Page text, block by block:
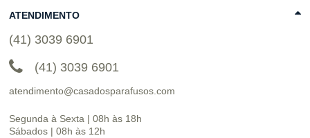
ATENDIMENTO
(41) 3039 6901
(41) 3039 6901
atendimento@casadosparafusos.com
Segunda à Sexta | 08h às 18h
Sábados | 08h às 12h